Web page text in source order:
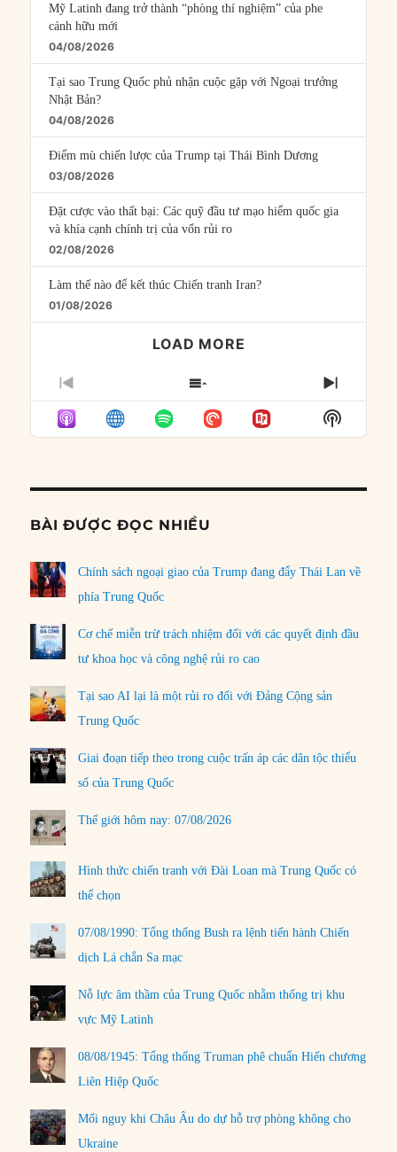
Mỹ Latinh đang trở thành “phòng thí nghiệm” của phe
cánh hữu mới
04/08/2026
Tại sao Trung Quốc phủ nhận cuộc gặp với Ngoại trưởng
Nhật Bản?
04/08/2026
Điểm mù chiến lược của Trump tại Thái Bình Dương
03/08/2026
Đặt cược vào thất bại: Các quỹ đầu tư mạo hiểm quốc gia
và khía cạnh chính trị của vốn rủi ro
02/08/2026
Làm thế nào để kết thúc Chiến tranh Iran?
01/08/2026
LOAD MORE
PREVIOUS
EPISODE
SHOW
EPISODES
LIST
NEXT
Show
Podcast
BÀI ĐƯỢC ĐỌC NHIỀU
Chính sách ngoại giao của Trump đang đẩy Thái Lan về
phía Trung Quốc
Cơ chế miễn trừ trách nhiệm đối với các quyết định đầu
tư khoa học và công nghệ rủi ro cao
Tại sao AI lại là một rủi ro đối với Đảng Cộng sản
Trung Quốc
Giai đoạn tiếp theo trong cuộc trấn áp các dân tộc thiểu
số của Trung Quốc
Thế giới hôm nay: 07/08/2026
Hình thức chiến tranh với Đài Loan mà Trung Quốc có
thể chọn
07/08/1990: Tổng thống Bush ra lệnh tiến hành Chiến
dịch Lá chắn Sa mạc
Nỗ lực âm thầm của Trung Quốc nhằm thống trị khu
vực Mỹ Latinh
08/08/1945: Tổng thống Truman phê chuẩn Hiến chương
Liên Hiệp Quốc
Mối nguy khi Châu Âu do dự hỗ trợ phòng không cho
Ukraine